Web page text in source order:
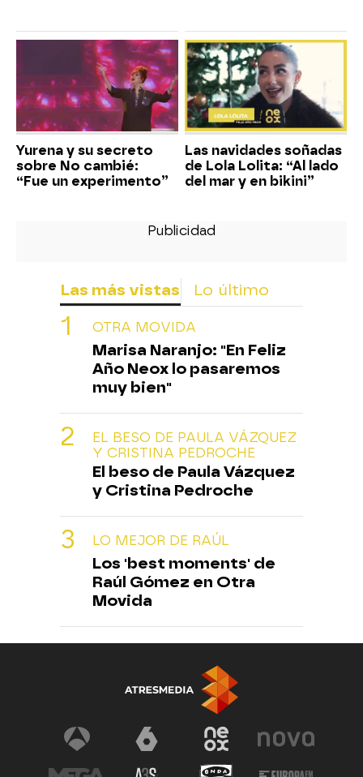
Yurena y su secreto
sobre No cambié:
“Fue un experimento”
Las navidades soñadas
de Lola Lolita: “Al lado
del mar y en bikini”
Las más vistas Lo último
OTRA MOVIDA
Marisa Naranjo: "En Feliz
Año Neox lo pasaremos
muy bien"
EL BESO DE PAULA VÁZQUEZ
Y CRISTINA PEDROCHE
El beso de Paula Vázquez
y Cristina Pedroche
LO MEJOR DE RAÚL
Los 'best moments' de
Raúl Gómez en Otra
Movida